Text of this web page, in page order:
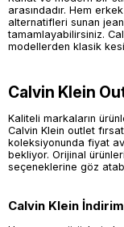
arasındadır. Hem
alternatifleri sunan
tamamlayabilirsiniz.
modellerden klasik
Calvin Klein
Kaliteli markaların
Calvin Klein outlet
koleksiyonunda fiyat
bekliyor. Orijinal
seçeneklerine göz
Calvin Klein